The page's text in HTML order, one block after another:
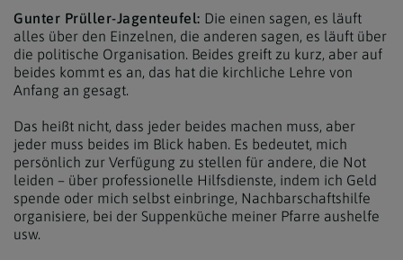
Gunter Prüller-Jagenteufel: Die einen sagen, es läuft
alles über den Einzelnen, die anderen sagen, es läuft über
die politische Organisation. Beides greift zu kurz, aber auf
beides kommt es an, das hat die kirchliche Lehre von
Anfang an gesagt.
Das heißt nicht, dass jeder beides machen muss, aber
jeder muss beides im Blick haben. Es bedeutet, mich
persönlich zur Verfügung zu stellen für andere, die Not
leiden – über professionelle Hilfsdienste, indem ich Geld
spende oder mich selbst einbringe, Nachbarschaftshilfe
organisiere, bei der Suppenküche meiner Pfarre aushelfe
usw.